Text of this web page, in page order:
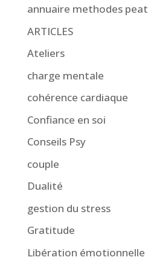
annuaire methodes peat
ARTICLES
Ateliers
charge mentale
cohérence cardiaque
Confiance en soi
Conseils Psy
couple
Dualité
gestion du stress
Gratitude
Libération émotionnelle